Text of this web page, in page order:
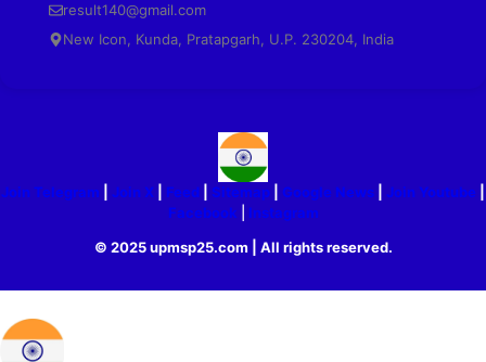
result140@gmail.com
New Icon, Kunda, Pratapgarh, U.P. 230204, India
Join Telegram Join X Feed Sitemap Google News Join Youtube
Facebook
Instagram
© 2025 upmsp25.com | All rights reserved.